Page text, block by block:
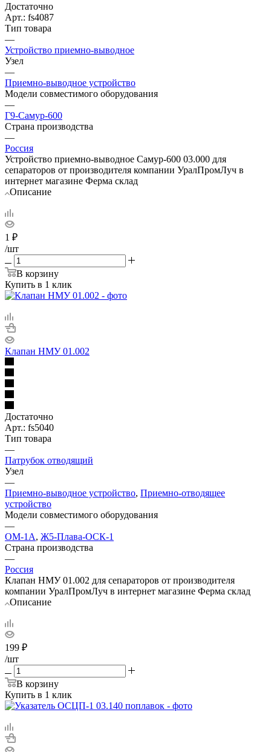
Достаточно
Арт.: fs4087
Тип товара
—
Устройство приемно-выводное
Узел
—
Приемно-выводное устройство
Модели совместимого оборудования
—
Г9-Самур-600
Страна производства
—
Россия
Устройство приемно-выводное Самур-600 03.000 для
сепараторов от производителя компании УралПромЛуч в
интернет магазине Ферма склад
Описание
1 ₽
/шт
В корзину
Купить в 1 клик
Клапан НМУ 01.002
Достаточно
Арт.: fs5040
Тип товара
—
Патрубок отводящий
Узел
—
Приемно-выводное устройство, Приемно-отводящее
устройство
Модели совместимого оборудования
—
ОМ-1А, Ж5-Плава-ОСК-1
Страна производства
—
Россия
Клапан НМУ 01.002 для сепараторов от производителя
компании УралПромЛуч в интернет магазине Ферма склад
Описание
199 ₽
/шт
В корзину
Купить в 1 клик